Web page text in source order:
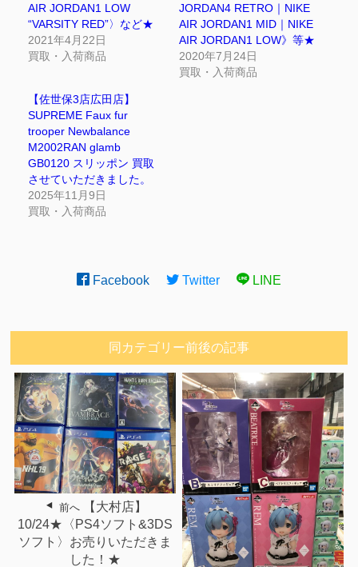
AIR JORDAN1 LOW
“VARSITY RED”〉など★
2021年4月22日
買取・入荷商品
JORDAN4 RETRO｜NIKE
AIR JORDAN1 MID｜NIKE
AIR JORDAN1 LOW》等★
2020年7月24日
買取・入荷商品
【佐世保3店広田店】
SUPREME Faux fur
trooper Newbalance
M2002RAN glamb
GB0120 スリッポン 買取
させていただきました。
2025年11月9日
買取・入荷商品
Facebook Twitter LINE
同カテゴリー前後の記事
前へ
【大村店】
10/24★〈PS4ソフト&3DS
ソフト〉お売りいただきま
した！★